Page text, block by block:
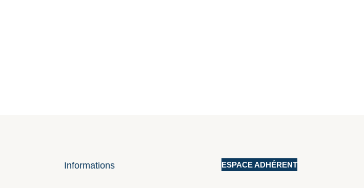
Informations ESPACE ADHÉRENT